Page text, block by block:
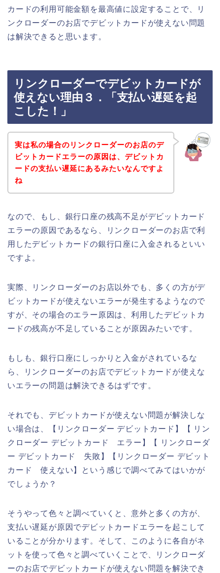
カードの利用可能金額を最高値に設定することで、リ
ンクローダーのお店でデビットカードが使えない問題
は解決できると思います。
リンクローダーでデビットカードが
使えない理由３．「支払い遅延を起
こした！」
実は私の場合のリンクローダーのお店のデ
ビットカードエラーの原因は、デビットカ
ードの支払い遅延にあるみたいなんですよ
ね
なので、もし、銀行口座の残高不足がデビットカード
エラーの原因であるなら、リンクローダーのお店で利
用したデビットカードの銀行口座に入金されるといい
ですよ。
実際、リンクローダーのお店以外でも、多くの方がデ
ビットカードが使えないエラーが発生するようなので
すが、その場合のエラー原因は、利用したデビットカ
ードの残高が不足していることが原因みたいです。
もしも、銀行口座にしっかりと入金がされているな
ら、リンクローダーのお店でデビットカードが使えな
いエラーの問題は解決できるはずです。
それでも、デビットカードが使えない問題が解決しな
い場合は、【リンクローダー デビットカード】【 リン
クローダー デビットカード エラー】【 リンクローダ
ー デビットカード 失敗】【リンクローダー デビット
カード 使えない】という感じで調べてみてはいかが
でしょうか？
そうやって色々と調べていくと、意外と多くの方が、
支払い遅延が原因でデビットカードエラーを起こして
いることが分かります。そして、このように各自がネ
ットを使って色々と調べていくことで、リンクローダ
ーのお店でデビットカードが使えない問題を解決でき